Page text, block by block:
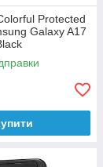
Protected
Galaxy A17